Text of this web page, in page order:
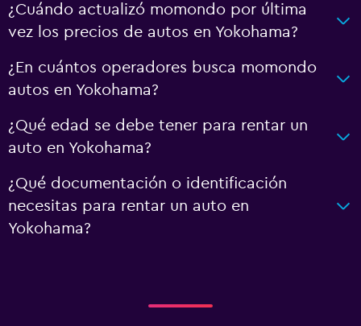
¿Cuándo actualizó momondo por última
vez los precios de autos en Yokohama?
¿En cuántos operadores busca momondo
autos en Yokohama?
¿Qué edad se debe tener para rentar un
auto en Yokohama?
¿Qué documentación o identificación
necesitas para rentar un auto en
Yokohama?